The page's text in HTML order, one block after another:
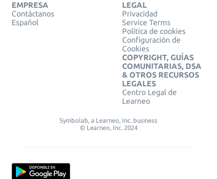
EMPRESA
Contáctanos
Español
LEGAL
Privacidad
Service Terms
Política de cookies
Configuración de
Cookies
COPYRIGHT, GUÍAS
COMUNITARIAS, DSA
& OTROS RECURSOS
LEGALES
Centro Legal de
Learneo
Symbolab, a Learneo, Inc. business
© Learneo, Inc. 2024